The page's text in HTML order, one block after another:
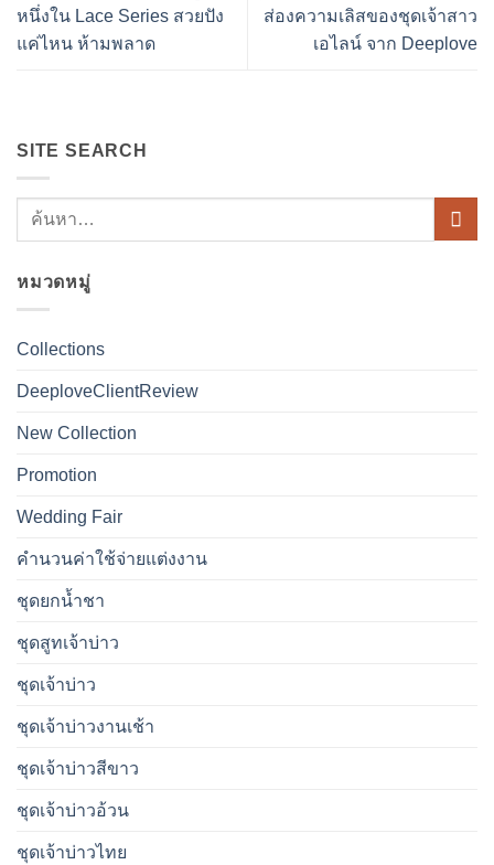
หนึ่งใน Lace Series สวยปัง
แค่ไหน ห้ามพลาด
ส่องความเลิสของชุดเจ้าสาว
เอไลน์ จาก Deeplove
SITE SEARCH
หมวดหมู่
Collections
DeeploveClientReview
New Collection
Promotion
Wedding Fair
คำนวนค่าใช้จ่ายแต่งงาน
ชุดยกน้ำชา
ชุดสูทเจ้าบ่าว
ชุดเจ้าบ่าว
ชุดเจ้าบ่าวงานเช้า
ชุดเจ้าบ่าวสีขาว
ชุดเจ้าบ่าวอ้วน
ชุดเจ้าบ่าวไทย